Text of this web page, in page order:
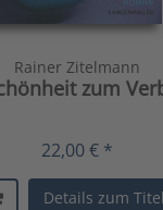
Rainer Zitelmann
zum
22,00 € *
Details zum Titel